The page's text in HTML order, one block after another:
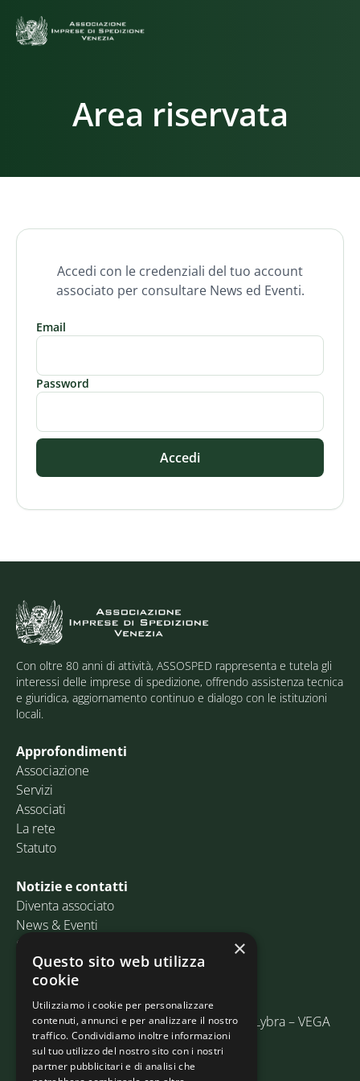
Area riservata
Accedi con le credenziali del tuo account
associato per consultare News ed Eventi.
Email
Password
Accedi
Con oltre 80 anni di attività, ASSOSPED rappresenta e tutela gli
interessi delle imprese di spedizione, offrendo assistenza tecnica
e giuridica, aggiornamento continuo e dialogo con le istituzioni
locali.
Approfondimenti
Associazione
Servizi
Associati
La rete
Statuto
Notizie e contatti
Diventa associato
News & Eventi
Contatti
Email:info@assosped.it
PEC: assospedvenezia@pec.fedespedi.it
Indirizzo: Via delle Industrie, 19/C Edificio Lybra – VEGA
30175 Marghera (VE)
×
Questo sito web utilizza
cookie
Utilizziamo i cookie per personalizzare
contenuti, annunci e per analizzare il nostro
traffico. Condividiamo inoltre informazioni
sul tuo utilizzo del nostro sito con i nostri
partner pubblicitari e di analisi che